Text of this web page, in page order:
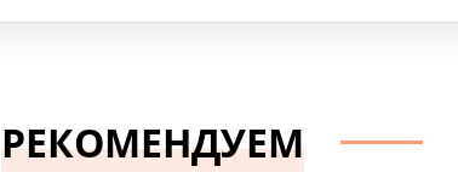
РЕКОМЕНДУЕМ